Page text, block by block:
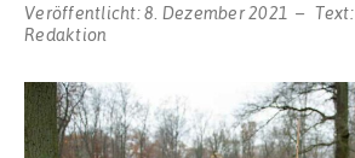
Veröffentlicht:8. Dezember 2021 Text:
Redaktion